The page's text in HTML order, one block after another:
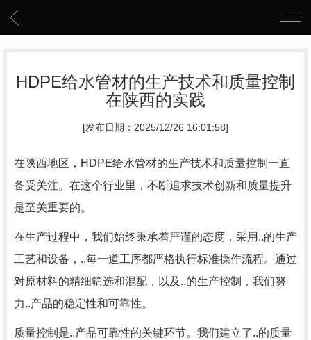
HDPE给水管材的生产技术和质量控制
在陕西的实践
[发布日期：2025/12/26 16:01:58]
在陕西地区，HDPE给水管材的生产技术和质量控制一直
备受关注。在这个行业里，不断追求技术创新和质量提升
是至关重要的。
在生产过程中，我们始终秉承着严谨的态度，采用..的生产
工艺和设备，..每一道工序都严格执行标准操作流程。通过
对原材料的精细筛选和混配，以及..的生产控制，我们努
力..产品的稳定性和可靠性。
质量控制是..产品可靠性的关键环节。我们建立了..的质量